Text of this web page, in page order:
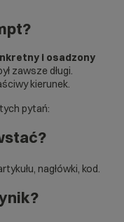
i osadzony
zawsze długi.
kierunek.
pytań:
nagłówki, kod.